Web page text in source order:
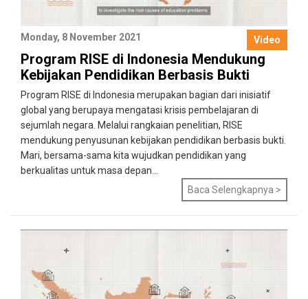
Video
Monday, 8 November 2021
Program RISE di Indonesia Mendukung
Kebijakan Pendidikan Berbasis Bukti
Program RISE di Indonesia merupakan bagian dari inisiatif
global yang berupaya mengatasi krisis pembelajaran di
sejumlah negara. Melalui rangkaian penelitian, RISE
mendukung penyusunan kebijakan pendidikan berbasis bukti.
Mari, bersama-sama kita wujudkan pendidikan yang
berkualitas untuk masa depan...
Baca Selengkapnya >